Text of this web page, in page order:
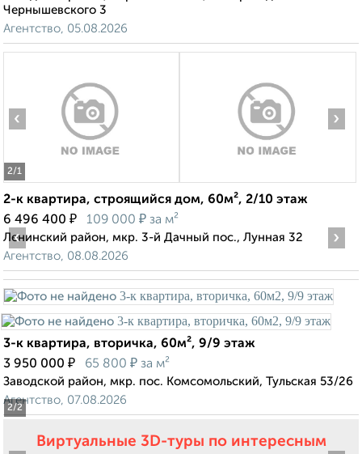
Чернышевского 3
Агентство, 05.08.2026
2/1
‹ ›
2-к квартира, строящийся дом, 60м², 2/10 этаж
6 496 400 ₽ 109 000 ₽ за м²
Ленинский район, мкр. 3-й Дачный пос., Лунная 32
Агентство, 08.08.2026
2/2
‹ ›
3-к квартира, вторичка, 60м², 9/9 этаж
3 950 000 ₽ 65 800 ₽ за м²
Заводской район, мкр. пос. Комсомольский, Тульская 53/26
Агентство, 07.08.2026
Виртуальные 3D-туры по интересным